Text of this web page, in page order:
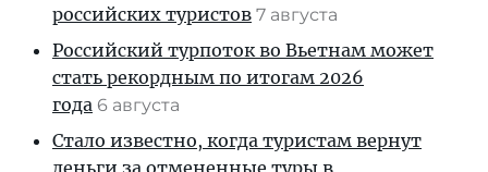
российских туристов 7 августа
Российский турпоток во Вьетнам может
стать рекордным по итогам 2026
года 6 августа
Стало известно, когда туристам вернут